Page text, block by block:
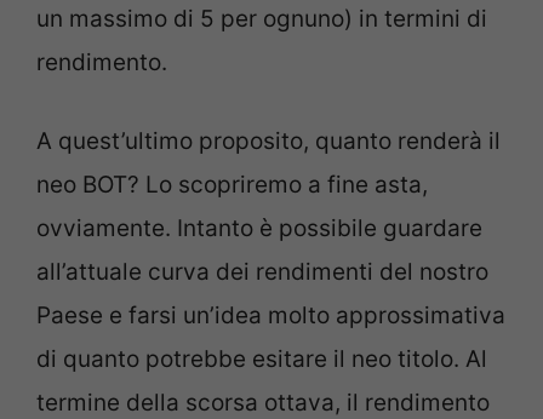
un massimo di 5 per ognuno) in termini di
rendimento.
A quest’ultimo proposito, quanto renderà il
neo BOT? Lo scopriremo a fine asta,
ovviamente. Intanto è possibile guardare
all’attuale curva dei rendimenti del nostro
Paese e farsi un’idea molto approssimativa
di quanto potrebbe esitare il neo titolo. Al
termine della scorsa ottava, il rendimento